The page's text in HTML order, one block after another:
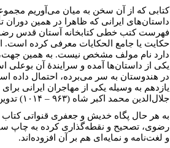
کتابی که از آن سخن به میان می‌آوریم
داستان‌های ایرانی که ظاهرا در همین
حکایت یا جامع الحکایات معرفی کرده است.
دارد نام مولف مشخص نیست. به همین جهت،
یکی از داستان‌ها آمده و سرایندۀ آن بوعلی
در هندوستان به سر می‌برده، احتمال داده
یازدهم به وسیله یکی از مهاجران ایرانی
جلال‌الدین محمد اکبر شاه (۹۶۳ – ۱۰۱۴) تدوین شده باشد.
به هر حال پگاه خدیش و جعفری قنواتی
رضوی، تصحیح و نقطه‌گذاری کرده به چاپ
و لغت‌نامه و نمایه‌ای هم بر آن افزوده‌اند.